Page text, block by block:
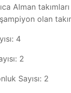
Alman
olan
4
2
Sayısı: 2